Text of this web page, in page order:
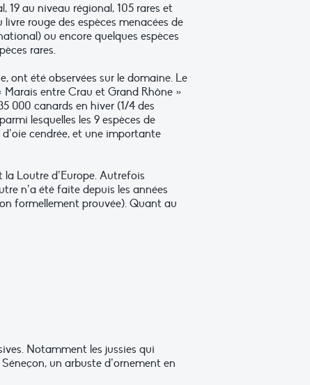
au niveau régional, 105 rares et
rouge des espèces menacées de
ou encore quelques espèces
rares.
ont été observées sur le domaine. Le
Marais entre Crau et Grand Rhône »
000 canards en hiver (1/4 des
lesquelles les 9 espèces de
cendrée, et une importante
Loutre d’Europe. Autrefois
n’a été faite depuis les années
formellement prouvée). Quant au
Notamment les jussies qui
un arbuste d’ornement en